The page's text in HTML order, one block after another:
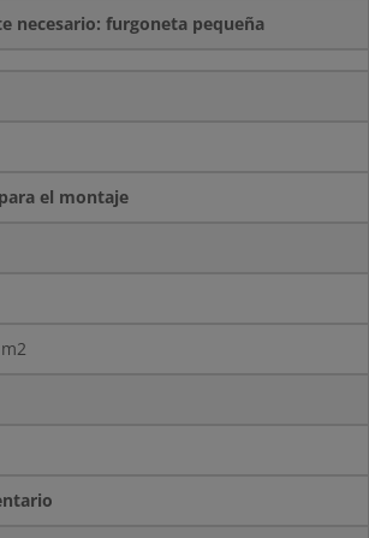
necesario: furgoneta pequeña
el montaje